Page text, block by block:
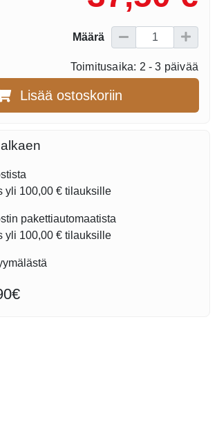
Määrä
Toimitusaika: 2 - 3 päivää
Lisää ostoskoriin
yli 100,00 € tilauksille
pakettiautomaatista
yli 100,00 € tilauksille